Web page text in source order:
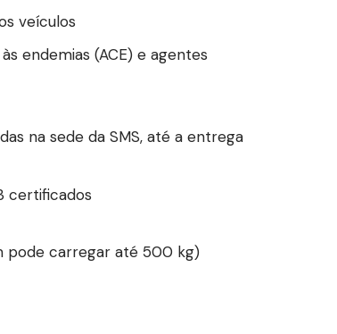
veículos
endemias (ACE) e agentes
na sede da SMS, até a entrega
certificados
pode carregar até 500 kg)